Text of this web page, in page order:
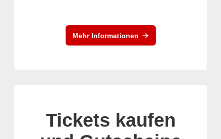
Mehr Informationen
Tickets kaufen